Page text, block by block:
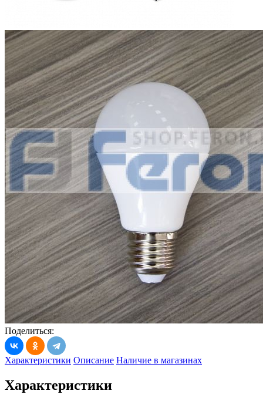
Поделиться:
Характеристики Описание Наличие в магазинах
Характеристики